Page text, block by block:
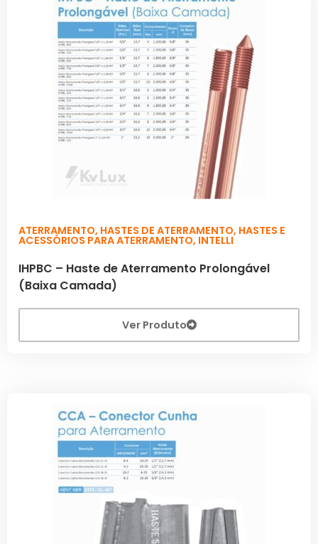
ATERRAMENTO, HASTES DE ATERRAMENTO, HASTES E
ACESSÓRIOS PARA ATERRAMENTO, INTELLI
IHPBC – Haste de Aterramento Prolongável
(Baixa Camada)
Ver Produto